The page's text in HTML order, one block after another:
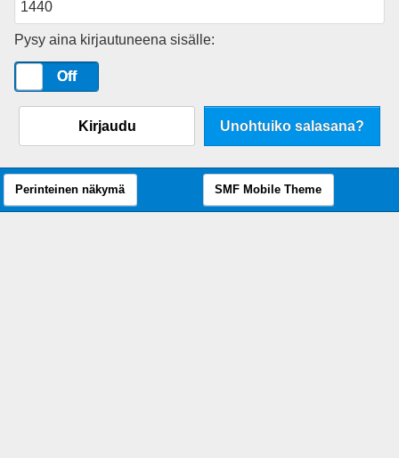
Pysy aina kirjautuneena sisälle:
Off
Kirjaudu Unohtuiko salasana?
Perinteinen näkymä SMF Mobile Theme